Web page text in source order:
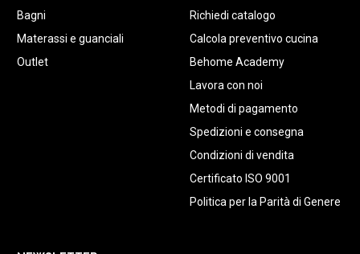
Bagni
Materassi e guanciali
Outlet
Richiedi catalogo
Calcola preventivo cucina
Behome Academy
Lavora con noi
Metodi di pagamento
Spedizioni e consegna
Condizioni di vendita
Certificato ISO 9001
Politica per la Parità di Genere